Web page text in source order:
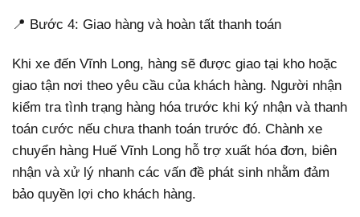
📍 Bước 4: Giao hàng và hoàn tất thanh toán
Khi xe đến Vĩnh Long, hàng sẽ được giao tại kho hoặc
giao tận nơi theo yêu cầu của khách hàng. Người nhận
kiểm tra tình trạng hàng hóa trước khi ký nhận và thanh
toán cước nếu chưa thanh toán trước đó. Chành xe
chuyển hàng Huế Vĩnh Long hỗ trợ xuất hóa đơn, biên
nhận và xử lý nhanh các vấn đề phát sinh nhằm đảm
bảo quyền lợi cho khách hàng.